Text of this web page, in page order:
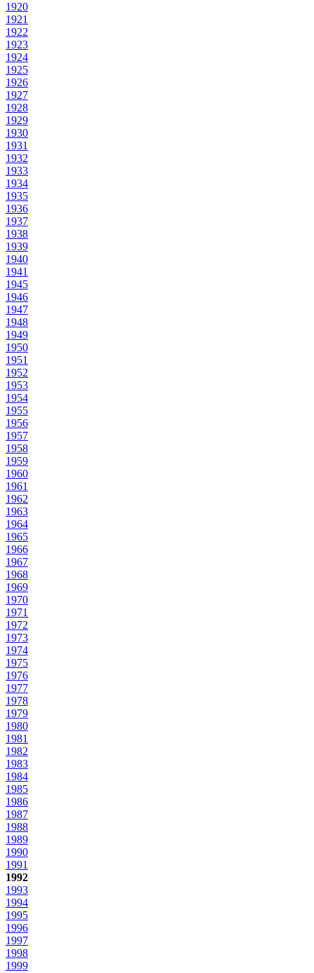
1920
1921
1922
1923
1924
1925
1926
1927
1928
1929
1930
1931
1932
1933
1934
1935
1936
1937
1938
1939
1940
1941
1945
1946
1947
1948
1949
1950
1951
1952
1953
1954
1955
1956
1957
1958
1959
1960
1961
1962
1963
1964
1965
1966
1967
1968
1969
1970
1971
1972
1973
1974
1975
1976
1977
1978
1979
1980
1981
1982
1983
1984
1985
1986
1987
1988
1989
1990
1991
1992
1993
1994
1995
1996
1997
1998
1999